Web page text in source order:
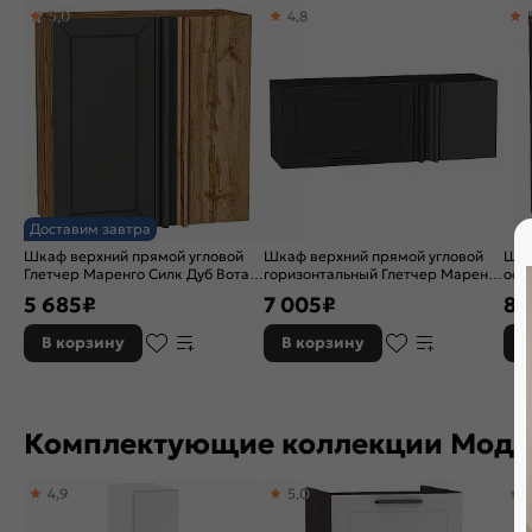
Доставим завтра
Шкаф верхний прямой угловой
Глетчер Маренго Силк Дуб Вотан
5,0
5 685₽
В корзину
Шкаф верхний прямой угловой
горизонтальный Глетчер Маренго
4,8
7 005₽
В корзину
8
Комплектующие коллекции
4,9 5,0